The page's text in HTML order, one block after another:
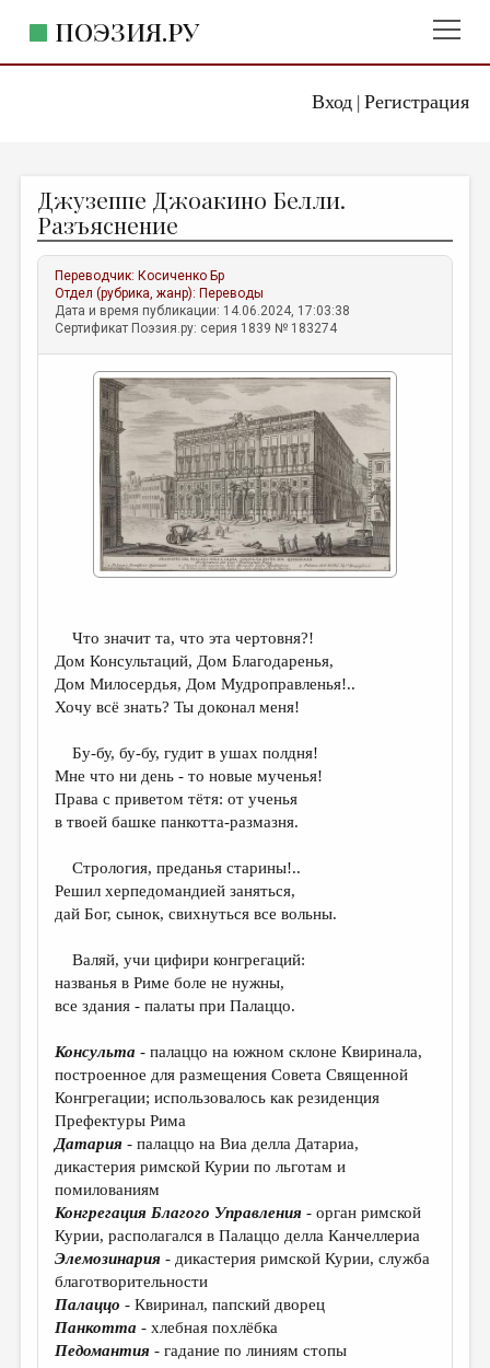
Вход| Регистрация
ПОЭЗИЯ.РУ
ЖАНРЫ
АВТОРЫ
КОММЕНТАРИИ
ЛИТСАЛОН
ПРАВИЛА САЙТА
ОТДЕЛЫ И РУБРИКИ
ИЗБРАННОЕ
ДАЙДЖЕСТ
ПРОИЗВЕДЕНИЯ
КОНКУРСЫ
ДЕТСКАЯ КОМНАТА
КНИЖНАЯ ПОЛКА
ОБЗОР ЛИТЕРАТУРЫ
СТРАНИЦЫ ПАМЯТИ
ОБЪЯВЛЕНИЯ
КОЛОНКА РЕДАКТОРА
РЕДКОЛЛЕГИЯ
ОТ РЕДАКЦИИ
МАЛАЯ ПРОЗА
ЛИТЕРАТУРОВЕДЕНИЕ
КУЛЬТУРОВЕДЕНИЕ
ПУБЛИЦИСТИКА
РЕЦЕНЗИРОВАНИЕ
ЦИКЛЫ ПУБЛИКАЦИЙ
ТРЕДИАКОВСКИЙ
МЕДИА
ВКОНТАКТЕ
Джузеппе Джоакино Белли.
Разъяснение
Переводчик: Косиченко Бр
Отдел (рубрика, жанр): Переводы
Дата и время публикации: 14.06.2024, 17:03:38
Сертификат Поэзия.ру: серия 1839 № 183274
Что значит та, что эта чертовня?!
Дом Консультаций, Дом Благодаренья,
Дом Милосердья, Дом Мудроправленья!..
Хочу всё знать? Ты доконал меня!
Бу-бу, бу-бу, гудит в ушах полдня!
Мне что ни день - то новые мученья!
Права с приветом тётя: от ученья
в твоей башке панкотта-размазня.
Стрология, преданья старины!..
Решил херпедомандией заняться,
дай Бог, сынок, свихнуться все вольны.
Валяй, учи цифири конгрегаций:
названья в Риме боле не нужны,
все здания - палаты при Палаццо.
Консульта - палаццо на южном склоне Квиринала,
построенное для размещения Совета Священной
Конгрегации; использовалось как резиденция
Префектуры Рима
Датария - палаццо на Виа делла Датариа,
дикастерия римской Курии по льготам и
помилованиям
Конгрегация Благого Управления - орган римской
Курии, располагался в Палаццо делла Канчеллериа
Элемозинария - дикастерия римской Курии, служба
благотворительности
Палаццо - Квиринал, папский дворец
Панкотта - хлебная похлёбка
Педомантия - гадание по линиям стопы